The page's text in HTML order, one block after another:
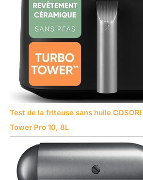
Test de la friteuse sans huile
Tower Pro 10, 8L